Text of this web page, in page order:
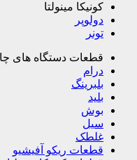
کونیکا مینولتا
دولوپر
تونر
قطعات دستگاه های
درام
بلبرینگ
بلید
بوش
سیل
غلطک
قطعات ریکو آفیشیو